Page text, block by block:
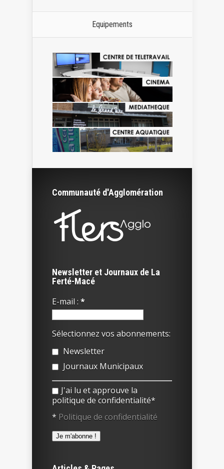
Equipements
Communauté d'Agglomération
Newsletter et Journaux de La
Ferté-Macé
E-mail : *
Sélectionnez vos abonnements:
Newsletter
Journaux Municipaux
J'ai lu et approuve la
politique de confidentialité*
* Politique de confidentialité